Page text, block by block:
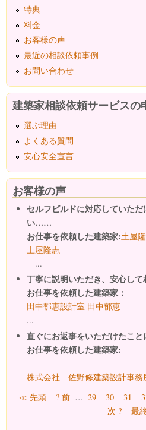
特典
料金
お客様の声
最近の相談依頼事例
お問い合わせ
建築家相談依頼サービスの
選ぶ理由
よくある質問
安心安全宣言
お客様の声
セルフビルドに対応していた
い……
お仕事を依頼した建築家:土屋
土屋隆志
...
丁寧に説明いただき、安心し
お仕事を依頼した建築家：
田中郁恵設計室 田中郁恵
...
直ぐにお返事をいただけたこと
お仕事を依頼した建築家:
株式会社 佐野修建築設計事務
ページ
≪ 先頭 ? 前 … 29 30 31
次 ?
最